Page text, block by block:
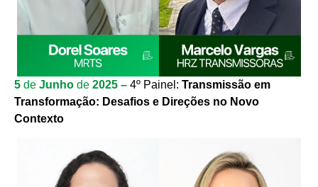
5 de Junho de 2025 – 4º Painel: Transmissão em
Transformação: Desafios e Direções no Novo
Contexto